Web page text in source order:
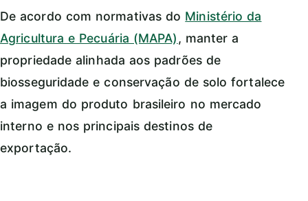
De acordo com normativas do Ministério da
Agricultura e Pecuária (MAPA), manter a
propriedade alinhada aos padrões de
biosseguridade e conservação de solo fortalece
a imagem do produto brasileiro no mercado
interno e nos principais destinos de
exportação.